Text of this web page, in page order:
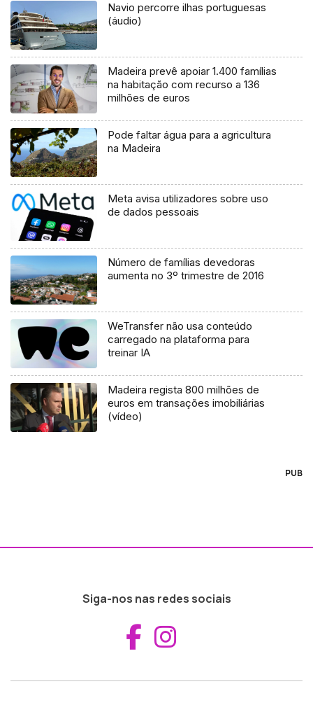
Navio percorre ilhas portuguesas
(áudio)
Madeira prevê apoiar 1.400 famílias
na habitação com recurso a 136
milhões de euros
Pode faltar água para a agricultura
na Madeira
Meta avisa utilizadores sobre uso
de dados pessoais
Número de famílias devedoras
aumenta no 3º trimestre de 2016
WeTransfer não usa conteúdo
carregado na plataforma para
treinar IA
Madeira regista 800 milhões de
euros em transações imobiliárias
(vídeo)
PUB
Siga-nos nas redes sociais
Aceder ao